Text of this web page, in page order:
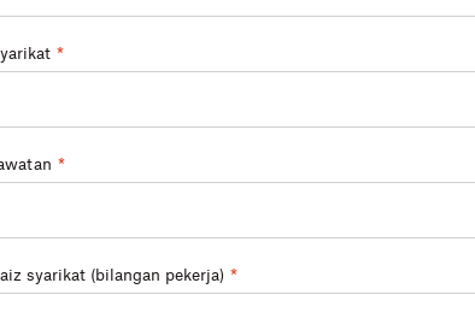
*
*
*
syarikat (bilangan pekerja)